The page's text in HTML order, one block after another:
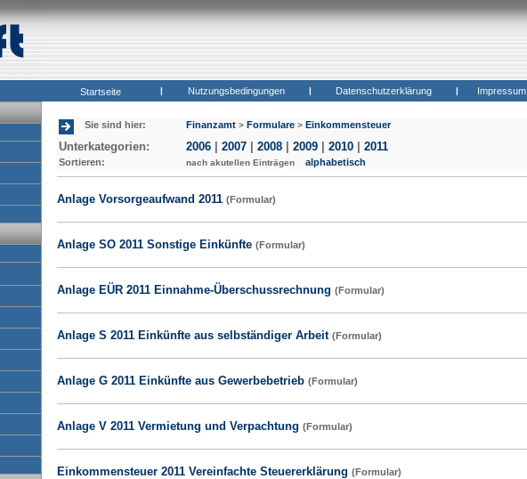
Startseite | Nutzungsbedingungen | Datenschutzerklärung | Impressum
Sie sind hier: Finanzamt > Formulare > Einkommensteuer
Unterkategorien: 2006 2007 2008 2009 2010 2011
Sortieren: nach akutellen Einträgen alphabetisch
Anlage Vorsorgeaufwand 2011 (Formular)
Anlage SO 2011 Sonstige Einkünfte (Formular)
Anlage EÜR 2011 Einnahme-Überschussrechnung (Formular)
Anlage S 2011 Einkünfte aus selbständiger Arbeit (Formular)
Anlage G 2011 Einkünfte aus Gewerbebetrieb (Formular)
Anlage V 2011 Vermietung und Verpachtung (Formular)
Einkommensteuer 2011 Vereinfachte Steuererklärung (Formular)